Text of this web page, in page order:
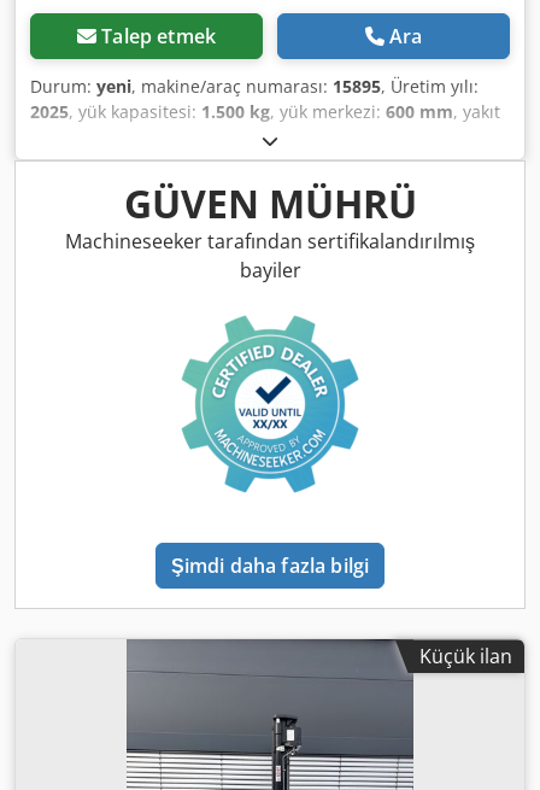
Talep etmek Ara
Durum: yeni, makine/araç numarası: 15895, Üretim yılı:
2025, yük kapasitesi: 1.500 kg, yük merkezi: 600 mm, yakıt
diğer
çatalların uzunluğu:1.150 mm, ön lastik ölçüsü:, arka
lastik boyutu:, toplam ağırlık:150 kg, motor tipi: Elektrikli,
üretici: Bobcat Cedow R A Dlepfx Af Esrf
GÜVEN MÜHRÜ
Machineseeker tarafından sertifikalandırılmış
bayiler
Şimdi daha fazla bilgi
Küçük ilan